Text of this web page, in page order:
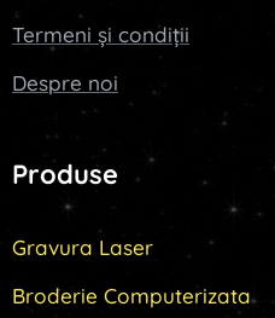
Termeni și condiții
Despre noi
Produse
Gravura Laser
Broderie Computerizata